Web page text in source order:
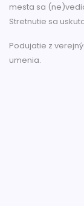
mesta sa
Stretnutie sa
Podujatie z
umenia.